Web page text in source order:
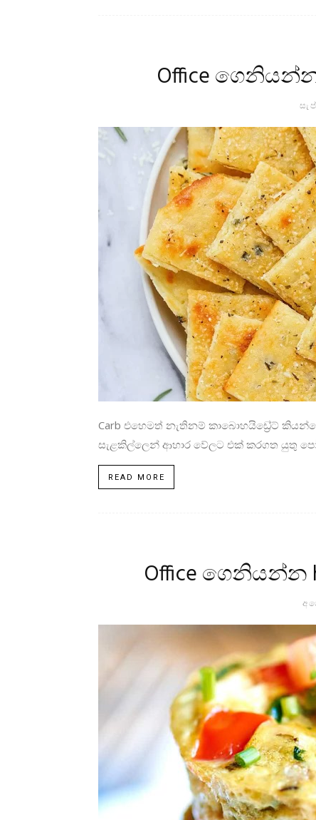
Office ගෙනියන්න
Carb එහෙමත් නැතිනම් කාබොහයිඩ්‍රේට්
සැළකිල්ලෙන් ආහාර වේලට එක් කරගත යුතු
READ MORE
Office ගෙනියන්න